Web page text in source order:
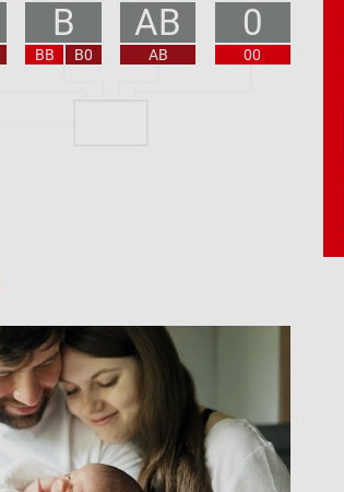
B
BB B0
AB
AB
0
00